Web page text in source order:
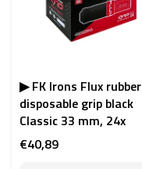
▶ FK Irons Flux rubber
disposable grip black
Classic 33 mm, 24x
€40,89